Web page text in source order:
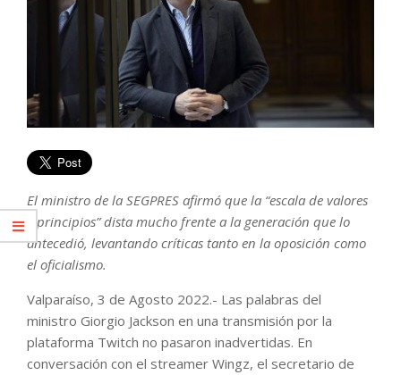
El ministro de la SEGPRES afirmó que la “escala de valores
y principios” dista mucho frente a la generación que lo
antecedió, levantando críticas tanto en la oposición como
el oficialismo.
Valparaíso, 3 de Agosto 2022.- Las palabras del
ministro Giorgio Jackson en una transmisión por la
plataforma Twitch no pasaron inadvertidas. En
conversación con el streamer Wingz, el secretario de